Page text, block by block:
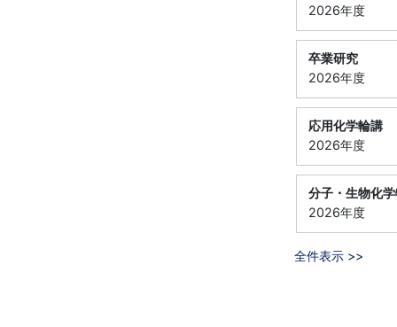
2026年度
卒業研究
2026年度
応用化学輪講
2026年度
分子・生物化
2026年度
全件表示 >>